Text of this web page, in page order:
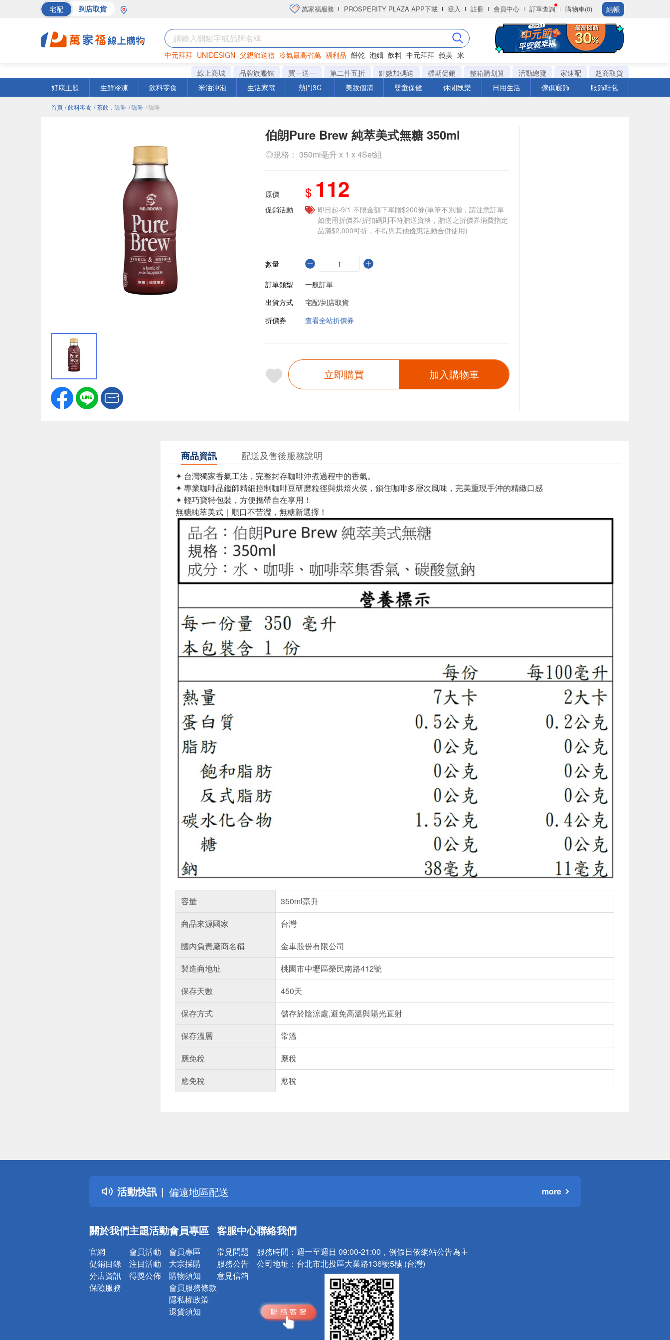
宅配 到店取貨 萬家福服務 PROSPERITY PLAZA APP下載 登入 註冊 會員中心 訂單查詢 購物車(0) 結帳
中元拜拜 UNIDESIGN 父親節送禮 冷氣最高省萬 福利品 餅乾 泡麵 飲料 中元拜拜 義美 米
罐頭 海苔 洋芋片
線上商城 品牌旗艦館 買一送一 第二件五折 點數加碼送 檔期促銷 整箱購划算 活動總覽 家速配
超商取貨
好康主題
生鮮冷凍 飲料零食 米油沖泡 生活家電 熱門3C 美妝個清 嬰童保健 休閒娛樂 日用生活 傢俱寢飾 服飾鞋包
首頁 / 飲料零食 / 茶飲．咖啡 / 咖啡 / 咖啡
伯朗Pure Brew 純萃美式無糖 350ml
◎規格： 350ml毫升 x 1 x 4Set組
原價 $ 112
促銷活動
即日起-9/1 不限金額下單贈$200券(單筆不累贈，請注意訂單
如使用折價券/折扣碼則不符贈送資格，贈送之折價券消費指定
品滿$2,000可折，不得與其他優惠活動合併使用)
數量
訂單類型
一般訂單
出貨方式
宅配/到店取貨
折價券
查看全站折價券
立即購買 加入購物車
商品資訊 配送及售後服務說明
✦ 台灣獨家香氣工法，完整封存咖啡沖煮過程中的香氣。
✦ 專業咖啡品鑑師精細控制咖啡豆研磨粒徑與烘焙火侯，鎖住咖啡多層次風味，完美重現手沖的精緻口感
✦ 輕巧寶特包裝，方便攜帶自在享用！
無糖純萃美式｜順口不苦澀，無糖新選擇！
容量
350ml毫升
商品來源國家
台灣
國內負責廠商名稱
金車股份有限公司
製造商地址
桃園市中壢區榮民南路412號
保存天數
450天
保存方式
儲存於陰涼處,避免高溫與陽光直射
保存溫層
常溫
應免稅
應稅
應免稅
應稅
活動快訊
熱門話題
銀行優惠
偏遠地區配送
詐騙網頁！請小心！
more
關於我們
官網
促銷目錄
分店資訊
保險服務
主題活動
會員活動
注目活動
得獎公佈
會員專區
會員專區
大宗採購
購物須知
會員服務條款
隱私權政策
退貨須知
客服中心
常見問題
服務公告
意見信箱
聯絡我們
服務時間： 週一至週日 09:00-21:00，例假日依網站公告為主
公司地址： 台北市北投區大業路136號5樓 (台灣)